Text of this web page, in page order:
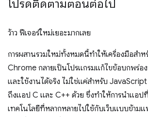
โปรดติดตามตอนต่อไป
ว้าว ฟีเจอร์ใหม่เยอะมากเลย
การผสานรวมใหม่ทั้งหมดนี้ทำให้เครื่องมือสำ
Chrome กลายเป็นโปรแกรมแก้ไขข้อบกพร่อ
และใช้งานได้จริง ไม่ใช่แค่สำหรับ
ถึงแอป C และ C++ ด้วย ซึ่งทำให้การนำแอป
เทคโนโลยีที่หลากหลายไปใช้กับเว็บแบบข้าม